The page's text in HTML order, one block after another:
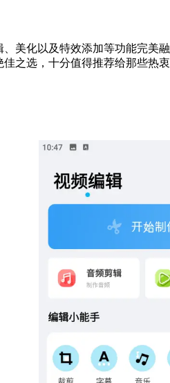
美化以及特效添加等功能完
之选，十分值得推荐给那些热衷